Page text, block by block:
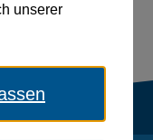
unserer